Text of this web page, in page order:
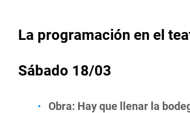
La programación en el
Sábado 18/03
Obra: Hay que llenar la